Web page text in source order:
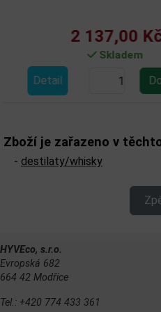
Zboží je zařazeno v
- destilaty/whisky
HYVEco, s.r.o.
Evropská 682
664 42 Modřice
Tel.: +420 774 433 361